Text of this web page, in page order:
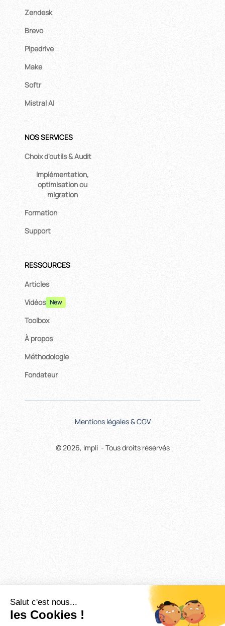
Zendesk
Brevo
Pipedrive
Make
Softr
Mistral AI
NOS SERVICES
Choix d'outils & Audit
Implémentation,
optimisation ou
migration
Formation
Support
RESSOURCES
Articles
Vidéos New
Toolbox
À propos
Méthodologie
Fondateur
© 2026, Impli - Tous droits réservés
Mentions légales & CGV